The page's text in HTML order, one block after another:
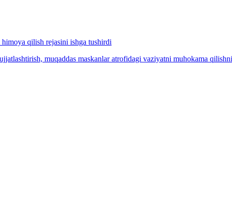
qilish rejasini ishga tushirdi
muqaddas maskanlar atrofidagi vaziyatni muhokama